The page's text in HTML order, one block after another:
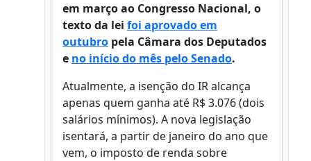
em março ao Congresso Nacional, o
texto da lei foi aprovado em
outubro pela Câmara dos Deputados
e no início do mês pelo Senado.
Atualmente, a isenção do IR alcança
apenas quem ganha até R$ 3.076 (dois
salários mínimos). A nova legislação
isentará, a partir de janeiro do ano que
vem, o imposto de renda sobre